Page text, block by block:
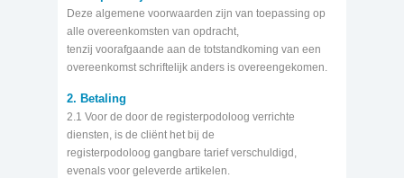
Deze algemene voorwaarden zijn van toepassing op
alle overeenkomsten van opdracht,
tenzij voorafgaande aan de totstandkoming van een
overeenkomst schriftelijk anders is overeengekomen.
2. Betaling
2.1 Voor de door de registerpodoloog verrichte
diensten, is de cliënt het bij de
registerpodoloog gangbare tarief verschuldigd,
evenals voor geleverde artikelen.